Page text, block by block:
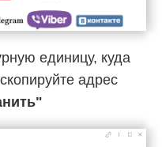
единицу, куда
адрес